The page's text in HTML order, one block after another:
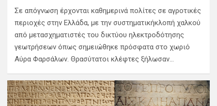
Σε απόγνωση έρχονται καθημερινά πολίτες σε αγροτικές
περιοχές στην Ελλάδα, με την συστηματικήκλοπή χαλκού
από μετασχηματιστές του δικτύου ηλεκτροδότησης
γεωτρήσεων όπως σημειώθηκε πρόσφατα στο χωριό
Αύρα Φαρσάλων. Θρασύτατοι κλέφτες ξήλωσαν…